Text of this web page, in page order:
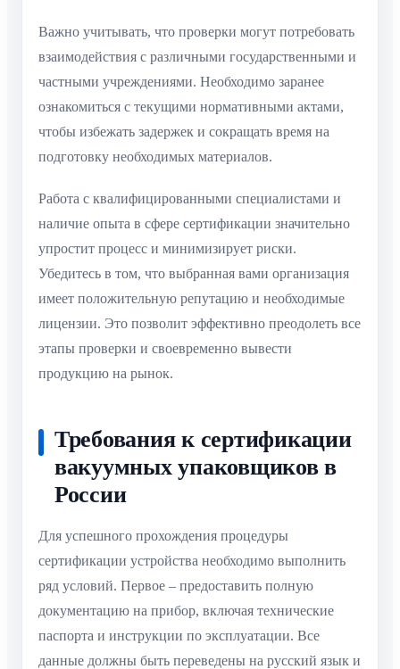
Важно учитывать, что проверки могут потребовать
взаимодействия с различными государственными и
частными учреждениями. Необходимо заранее
ознакомиться с текущими нормативными актами,
чтобы избежать задержек и сокращать время на
подготовку необходимых материалов.
Работа с квалифицированными специалистами и
наличие опыта в сфере сертификации значительно
упростит процесс и минимизирует риски.
Убедитесь в том, что выбранная вами организация
имеет положительную репутацию и необходимые
лицензии. Это позволит эффективно преодолеть все
этапы проверки и своевременно вывести
продукцию на рынок.
Требования к сертификации
вакуумных упаковщиков в
России
Для успешного прохождения процедуры
сертификации устройства необходимо выполнить
ряд условий. Первое – предоставить полную
документацию на прибор, включая технические
паспорта и инструкции по эксплуатации. Все
данные должны быть переведены на русский язык и